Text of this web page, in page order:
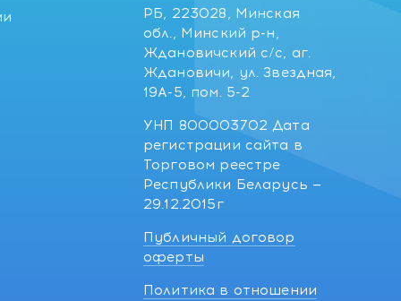
РБ, 223028, Минская
обл., Минский р-н,
Ждановичский с/с, аг.
Ждановичи, ул. Звездная,
19А-5, пом. 5-2
УНП 800003702 Дата
регистрации сайта в
Торговом реестре
Республики Беларусь —
29.12.2015г
Публичный договор
оферты
Политика в отношении